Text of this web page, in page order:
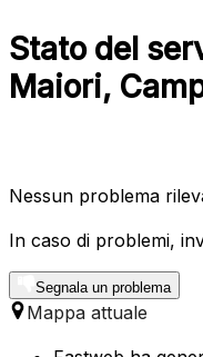
Stato del
Maiori,
Nessun problema
In caso di problemi,
Segnala un problema
Mappa attuale